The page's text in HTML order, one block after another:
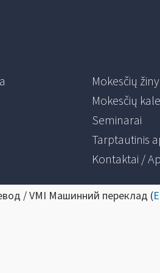
Mokesčių
Mokesčių
Seminarai
Tarptautinis
Kontaktai /
/ VMI Машинний переклад (